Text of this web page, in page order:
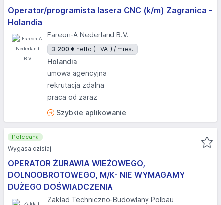
Operator/programista lasera CNC (k/m) Zagranica -
Holandia
Fareon-A Nederland B.V.
3 200 € netto (+ VAT) / mies.
Holandia
umowa agencyjna
rekrutacja zdalna
praca od zaraz
Szybkie aplikowanie
OPERATOR ŻURAWIA WIEŻOWEGO,
DOLNOOBROTOWEGO, M/K- NIE WYMAGAMY
DUŻEGO DOŚWIADCZENIA
Zakład Techniczno-Budowlany Polbau
Polecana
Wygasa dzisiaj